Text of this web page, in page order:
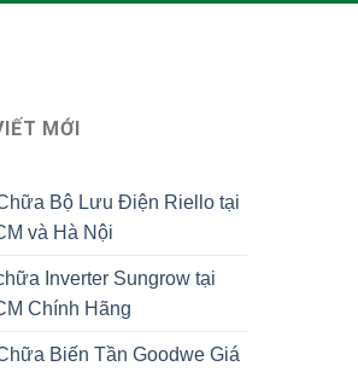
MỚI
Bộ Lưu Điện Riello tại
và Hà Nội
Inverter Sungrow tại
Chính Hãng
Biến Tần Goodwe Giá